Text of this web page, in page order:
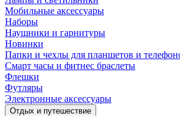
Мобильные аксессуары
Наборы
Наушники и гарнитуры
Новинки
Папки и чехлы для планшетов и
Смарт часы и фитнес браслеты
Флешки
Футляры
Электронные аксессуары
Отдых и путешествие